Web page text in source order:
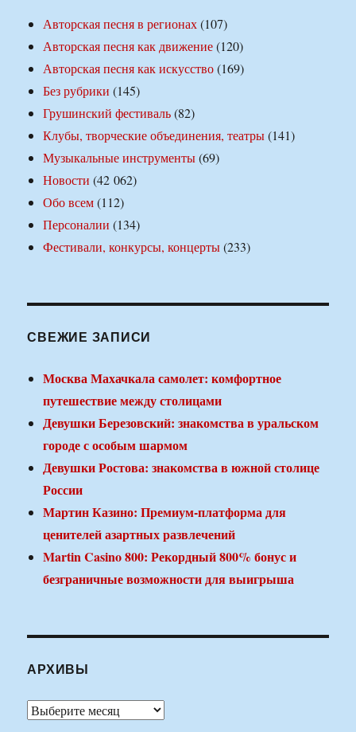
Авторская песня в регионах(107)
Авторская песня как движение(120)
Авторская песня как искусство(169)
Без рубрики (145)
Грушинский фестиваль(82)
Клубы, творческие объединения, театры(141)
Музыкальные инструменты(69)
Новости (42 062)
Обо всем(112)
Персоналии (134)
Фестивали, конкурсы, концерты(233)
СВЕЖИЕ ЗАПИСИ
Москва Махачкала самолет: комфортное
путешествие между столицами
Девушки Березовский: знакомства в уральском
городе с особым шармом
Девушки Ростова: знакомства в южной столице
России
Мартин Казино: Премиум-платформа для
ценителей азартных развлечений
Martin Casino 800: Рекордный 800% бонус и
безграничные возможности для выигрыша
АРХИВЫ
Архивы